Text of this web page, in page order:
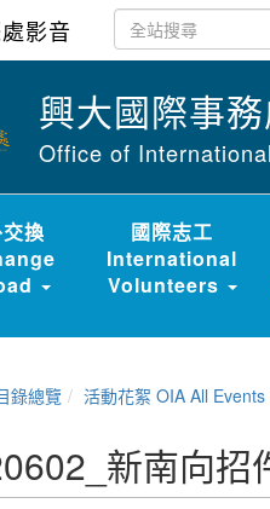
影音
興大國際事
Office of
換
國際志工
International
Volunteers
錄總覽 活動花絮 OIA All Events
新南向招